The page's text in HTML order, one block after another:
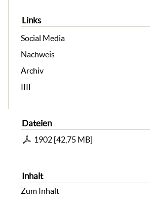
Links
Social Media
Nachweis
Archiv
IIIF
Dateien
1902[42,75 MB]
Inhalt
Zum Inhalt